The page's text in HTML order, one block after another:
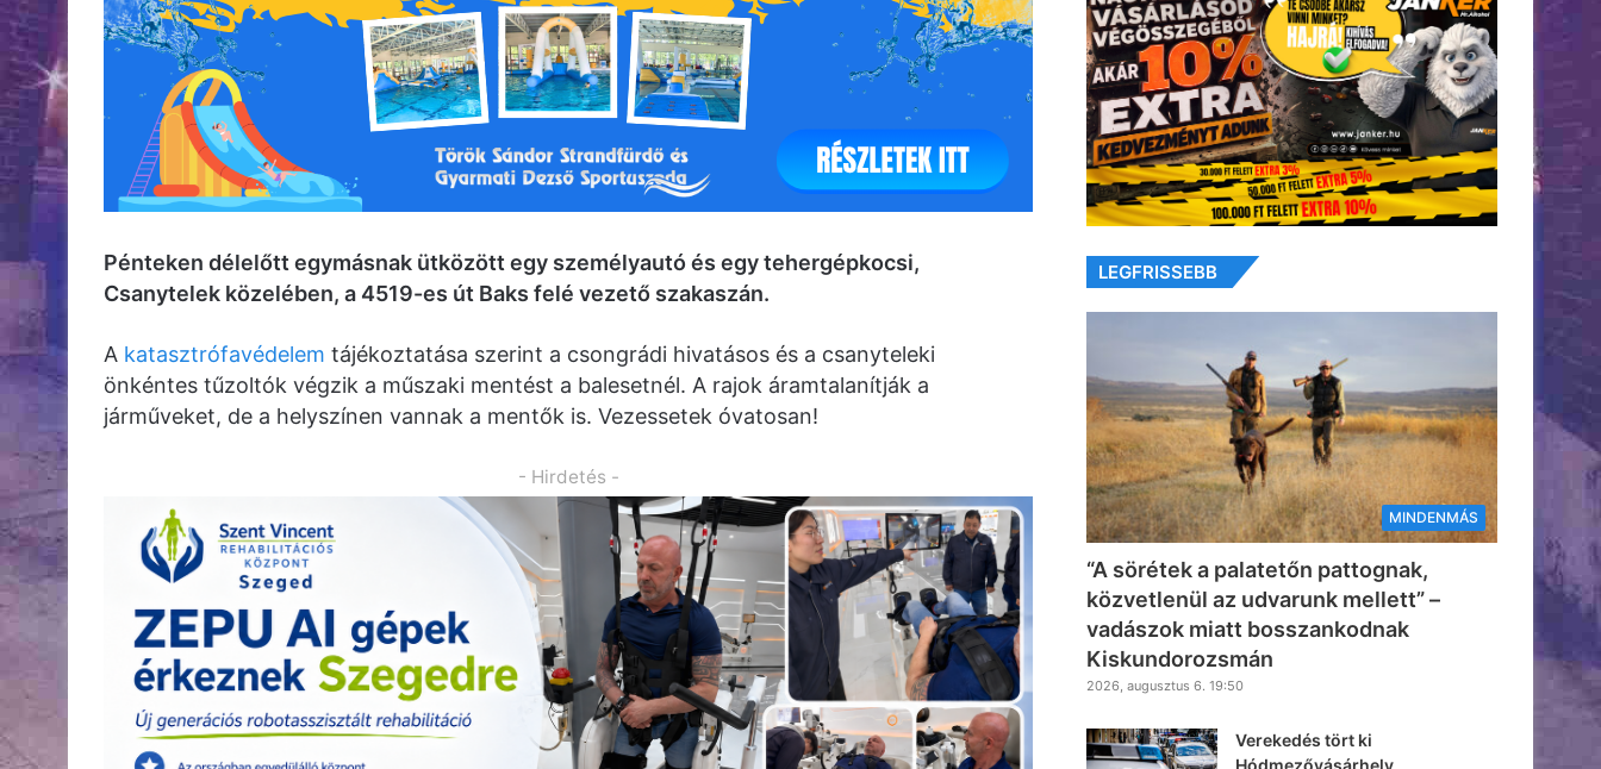
Pénteken délelőtt egymásnak ütközött egy személyautó és egy tehergépkocsi,
Csanytelek közelében, a 4519-es út Baks felé vezető szakaszán.
A katasztrófavédelem tájékoztatása szerint a csongrádi hivatásos és a csanyteleki
önkéntes tűzoltók végzik a műszaki mentést a balesetnél. A rajok áramtalanítják a
járműveket, de a helyszínen vannak a mentők is. Vezessetek óvatosan!
- Hirdetés -
LEGFRISSEBB
MINDENMÁS
“A sörétek a palatetőn pattognak,
közvetlenül az udvarunk mellett” –
vadászok miatt bosszankodnak
Kiskundorozsmán
2026, augusztus 6. 19:50
Verekedés tört ki